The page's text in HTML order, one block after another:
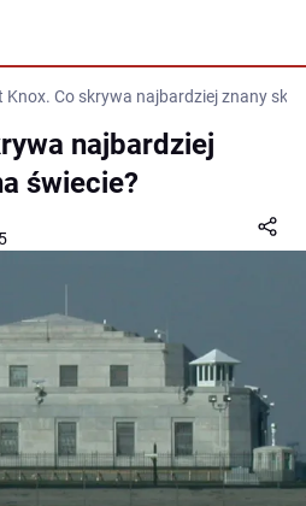
Knox. Co skrywa najbardziej znany
najbardziej
świecie?